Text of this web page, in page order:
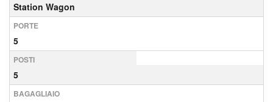
Station Wagon
PORTE
5
POSTI
5
BAGAGLIAIO